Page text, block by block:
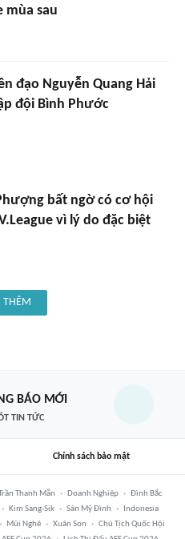
mùa sau
đạo Nguyễn Quang Hải
đội Bình Phước
bất ngờ có cơ hội
vì lý do đặc biệt
THÊM
BÁO MỚI
TIN TỨC
Chính sách bảo mật
Thanh Mẫn Doanh Nghiệp
Đình Bắc
Kim Sang-Sik Sân Mỹ Đình
Indonesia
Mũi Nghê Xuân Son
Chủ Tịch Quốc Hội